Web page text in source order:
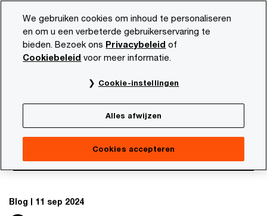
content
footer
PwC NL Thema's Blogs Risicodeling nodig voor
Publiek-private samenwerking belangrijk voor
overgang naar duurzame energie
Risicodeling nodig voor
versnelling energietransitie
Blog 11 sep 2024
We gebruiken cookies om inhoud te personaliseren
en om u een verbeterde gebruikerservaring te
bieden. Bezoek ons Privacybeleid of
Cookiebeleid voor meer informatie.
Cookie-instellingen
Alles afwijzen
Cookies accepteren